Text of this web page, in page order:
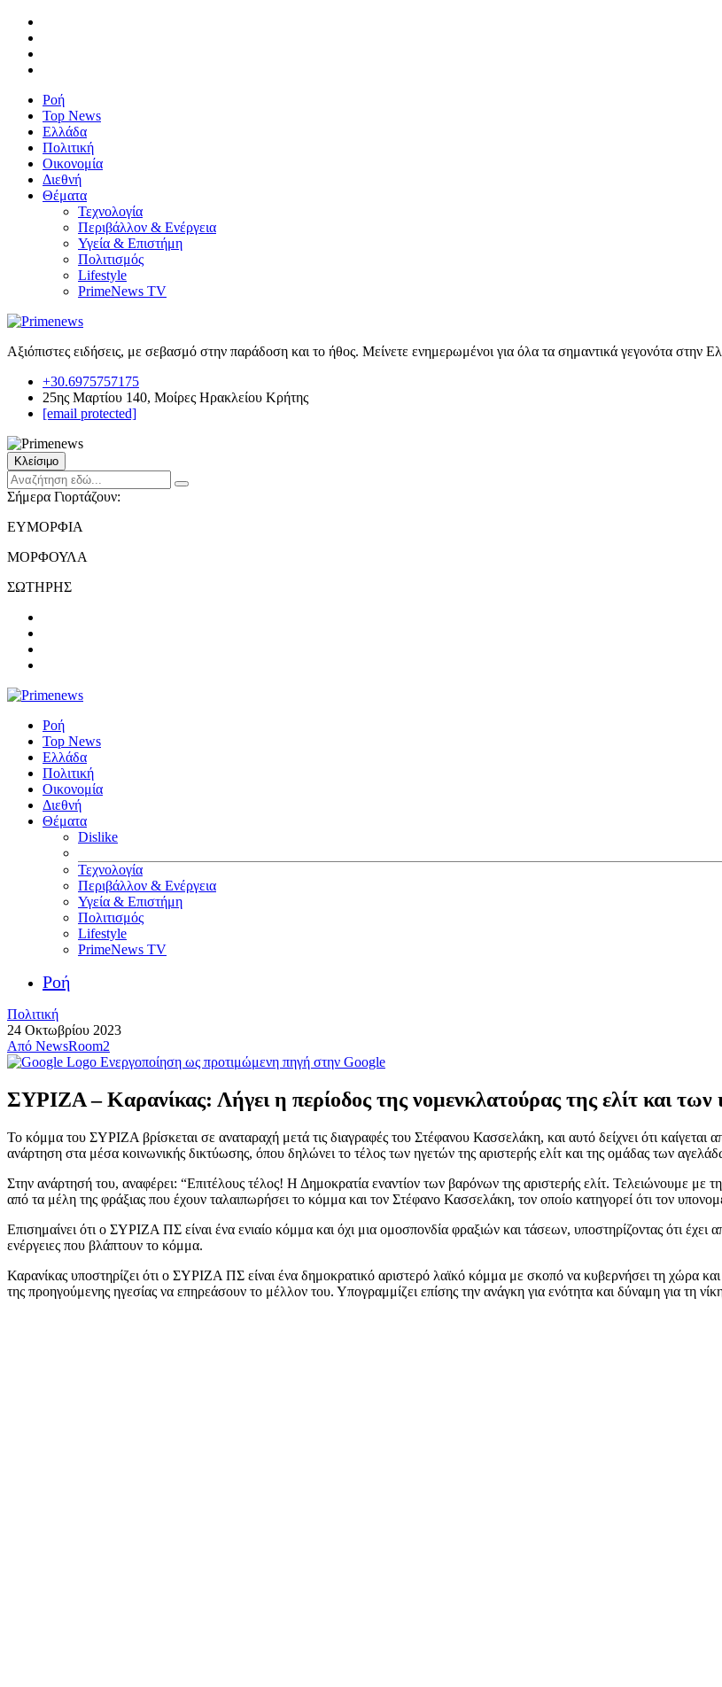
Ροή
Top News
Ελλάδα
Πολιτική
Οικονομία
Διεθνή
Θέματα
Τεχνολογία
Περιβάλλον & Ενέργεια
Υγεία & Επιστήμη
Πολιτισμός
Lifestyle
PrimeNews TV
Αξιόπιστες ειδήσεις, με σεβασμό στην παράδοση και το ήθος. Μείνετε ενημερωμένοι για όλα τα σημαντικά γεγονότα στην
+30.6975757175
25ης Μαρτίου 140, Μοίρες Ηρακλείου Κρήτης
[email protected]
Κλείσιμο
Σήμερα Γιορτάζουν:
ΕΥΜΟΡΦΙΑ
ΜΟΡΦΟΥΛΑ
ΣΩΤΗΡΗΣ
Ροή
Top News
Ελλάδα
Πολιτική
Οικονομία
Διεθνή
Θέματα
Dislike
Τεχνολογία
Περιβάλλον & Ενέργεια
Υγεία & Επιστήμη
Πολιτισμός
Lifestyle
PrimeNews TV
Ροή
Πολιτική
24 Οκτωβρίου 2023
Από NewsRoom2
Ενεργοποίηση ως προτιμώμενη πηγή στην Google
ΣΥΡΙΖΑ – Καρανίκας: Λήγει η περίοδος της νομενκλατούρας της ελίτ και των
Το κόμμα του ΣΥΡΙΖΑ βρίσκεται σε αναταραχή μετά τις διαγραφές του Στέφανου Κασσελάκη, και αυτό δείχνει ότι
ανάρτηση στα μέσα κοινωνικής δικτύωσης, όπου δηλώνει το τέλος των ηγετών της αριστερής ελίτ και της ομάδας των
Στην ανάρτησή του, αναφέρει: “Επιτέλους τέλος! Η Δημοκρατία εναντίον των βαρόνων της αριστερής ελίτ. Τελειώνουμε
από τα μέλη της φράξιας που έχουν ταλαιπωρήσει το κόμμα και τον Στέφανο Κασσελάκη, τον οποίο κατηγορεί ότι τον
Επισημαίνει ότι ο ΣΥΡΙΖΑ ΠΣ είναι ένα ενιαίο κόμμα και όχι μια ομοσπονδία φραξιών και τάσεων, υποστηρίζοντας ότι
ενέργειες που βλάπτουν το κόμμα.
Καρανίκας υποστηρίζει ότι ο ΣΥΡΙΖΑ ΠΣ είναι ένα δημοκρατικό αριστερό λαϊκό κόμμα με σκοπό να κυβερνήσει τη χώρα
της προηγούμενης ηγεσίας να επηρεάσουν το μέλλον του. Υπογραμμίζει επίσης την ανάγκη για ενότητα και δύναμη για τη